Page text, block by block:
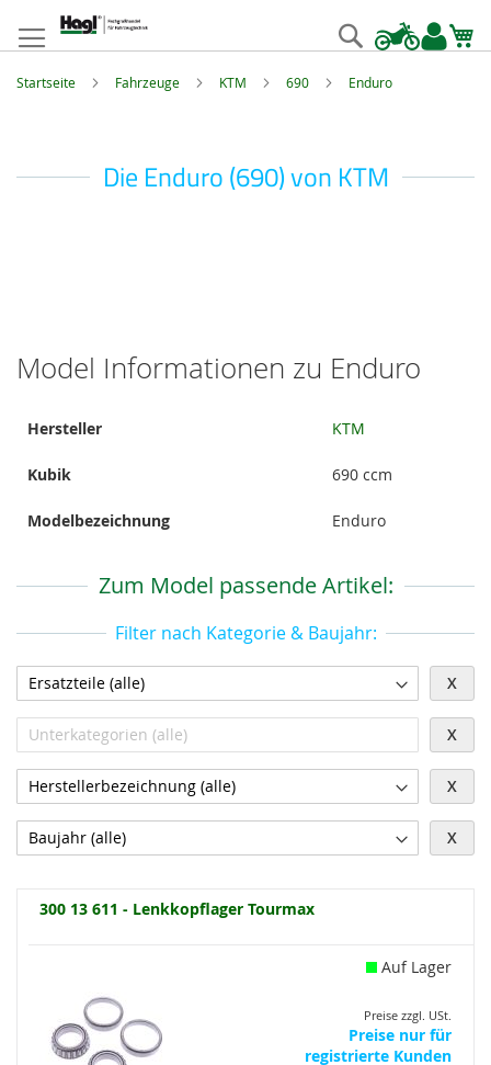
springen
Suche
Startseite Fahrzeuge KTM 690 Enduro
Die Enduro (690) von KTM
Model Informationen zu Enduro
Informationen
Hersteller KTM
Kubik 690 ccm
Modelbezeichnung Enduro
Zum Model passende Artikel:
Filter nach Kategorie & Baujahr:
X
X
X
X
300 13 611 - Lenkkopflager Tourmax
Auf Lager
Preise zzgl. USt.
Preise nur für
registrierte Kunden